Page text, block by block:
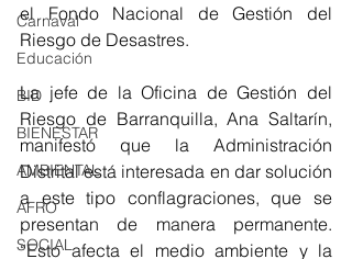
Carnaval
Educación
BID
BIENESTAR
AMBIENTAL
AFRO
SOCIAL
el Fondo Nacional de Gestión del
Riesgo de Desastres.
La jefe de la Oficina de Gestión del
Riesgo de Barranquilla, Ana Saltarín,
manifestó que la Administración
Distrital está interesada en dar solución
a este tipo conflagraciones, que se
presentan de manera permanente.
“Esto afecta el medio ambiente y la